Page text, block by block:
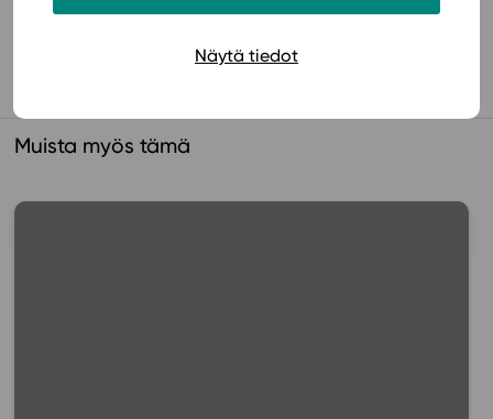
Näytä tiedot
Käyttöönotto
Muista myös tämä